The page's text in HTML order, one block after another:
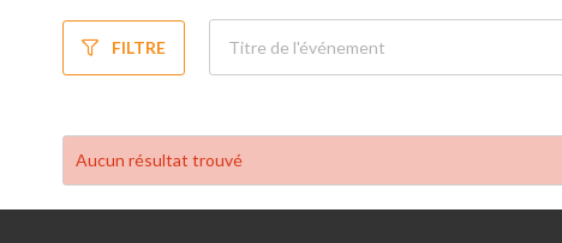
FILTRE
Aucun résultat trouvé